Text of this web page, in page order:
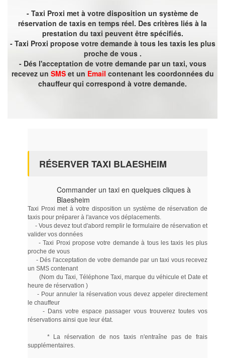
- Taxi Proxi met à votre disposition un système de
réservation de taxis en temps réel. Des critères liés à la
prestation du taxi peuvent être spécifiés.
- Taxi Proxi propose votre demande à tous les taxis les plus
proche de vous .
- Dés l'acceptation de votre demande par un taxi, vous
recevez un SMSet un Email contenant les coordonnées du
chauffeur qui correspond à votre demande.
RÉSERVER TAXI BLAESHEIM
Commander un taxi en quelques cliques à
Blaesheim
Taxi Proxi met à votre disposition un système de réservation de
taxis pour préparer à l'avance vos déplacements.
- Vous devez tout d'abord remplir le formulaire de réservation et
valider vos données
- Taxi Proxi propose votre demande à tous les taxis les plus
proche de vous
- Dés l'acceptation de votre demande par un taxi vous recevez
un SMS contenant
(Nom du Taxi, Téléphone Taxi, marque du véhicule et Date et
heure de réservation )
- Pour annuler la réservation vous devez appeler directement
le chauffeur
- Dans votre espace passager vous trouverez toutes vos
réservations ainsi que leur état.
* La réservation de nos taxis n'entraîne pas de frais
supplémentaires.